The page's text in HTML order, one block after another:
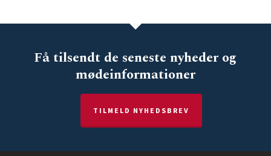
Få tilsendt de seneste nyheder og
mødeinformationer
TILMELD NYHEDSBREV